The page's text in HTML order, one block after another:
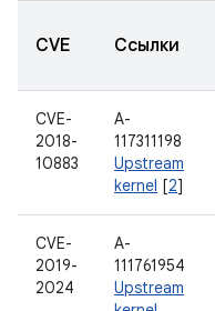
CVE Ссылки
CVE-
2018-
10883
A-
117311198
Upstream
kernel [2]
CVE-
2019-
2024
A-
111761954
Upstream